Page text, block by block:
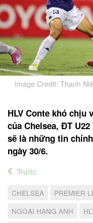
Image Credit: Thanh
HLV Conte khó chịu
của Chelsea, ĐT
sẽ là những tin
ngày 30/6.
Trước
CHELSEA PREMIER
NGOẠI HẠNG ANH